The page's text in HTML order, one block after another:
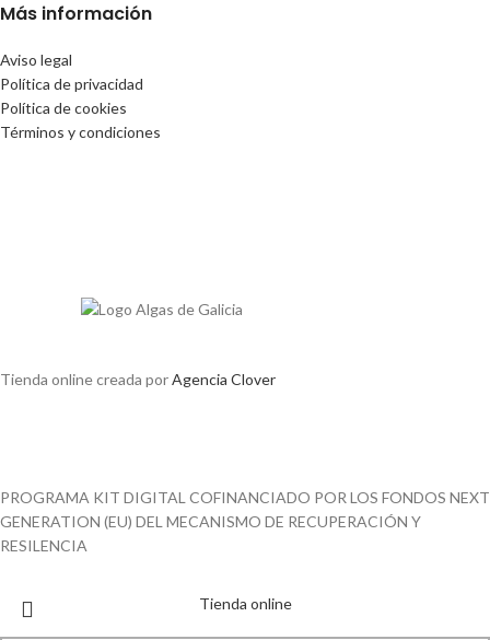
Más información
Aviso legal
Política de privacidad
Política de cookies
Términos y condiciones
Tienda online creada porAgencia Clover
PROGRAMA KIT DIGITAL COFINANCIADO POR LOS FONDOS NEXT
GENERATION (EU) DEL MECANISMO DE RECUPERACIÓN Y
RESILENCIA
Tienda online